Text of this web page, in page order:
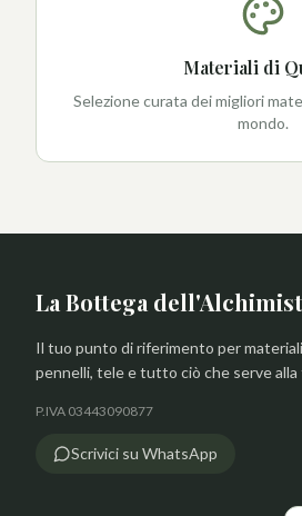
Materiali di
Selezione curata dei migliori
mondo.
La Bottega
Il tuo punto di riferimento per
pennelli, tele e tutto ciò che serve
P.IVA 03443090877
Scrivici su WhatsApp